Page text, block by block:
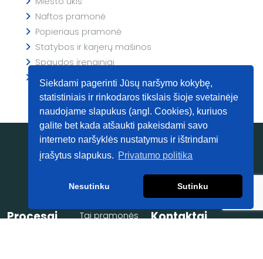
Siekdami pagerinti Jūsų naršymo kokybę,
statistiniais ir rinkodaros tikslais šioje svetainėje
naudojame slapukus (angl. Cookies), kuriuos
galite bet kada atšaukti pakeisdami savo
interneto naršyklės nustatymus ir ištrindami
įrašytus slapukus. Privatumo politika
Nesutinku Sutinku
Naftos pramonė
Popieriaus pramonė
Statybos ir karjerų mašinos
Spaudos įrenginiai
Žemės ūkis
Procesai
inžinerijos
centras
Tai pramonės
Kontaktai